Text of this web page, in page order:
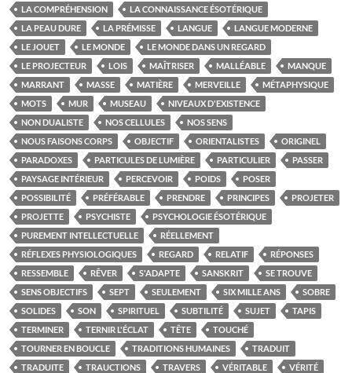
LA COMPRÉHENSION
LA CONNAISSANCE ÉSOTÉRIQUE
LA PEAU DURE
LA PRÉMISSE LANGUE
LANGUE MODERNE
LE JOUET
LE MONDE
LE MONDE DANS UN REGARD
LE PROJECTEUR
LOIS MAÎTRISER MALLÉABLE
MANQUE
MARRANT
MASSE MATIÈRE MERVEILLE
MÉTAPHYSIQUE
MOTS
MUR MUSEAU
NIVEAUX D'EXISTENCE
NON DUALISTE
NOS CELLULES
NOS SENS
NOUS FAISONS CORPS
OBJECTIF ORIENTALISTES
ORIGINEL
PARADOXES
PARTICULES DE LUMIÈRE PARTICULIER
PASSER
PAYSAGE INTÉRIEUR
PERCEVOIR POIDS
POSER
POSSIBILITÉ
PRÉFÉRABLE PRENDRE PRINCIPES
PROJETER
PROJETTE
PSYCHISTE
PSYCHOLOGIE ÉSOTÉRIQUE
PUREMENT INTELLECTUELLE
RÉELLEMENT
RÉFLEXES PHYSIOLOGIQUES
REGARD RELATIF
RÉPONSES
RESSEMBLE
RÊVER S'ADAPTE SANSKRIT
SE TROUVE
SENS OBJECTIFS
SEPT SEULEMENT SIX MILLE ANS
SOBRE
SOLIDES
SON SPIRITUEL SUBTILITÉ SUJET
TAPIS
TERMINER
TERNIR L'ÉCLAT TÊTE
TOUCHÉ
TOURNER EN BOUCLE
TRADITIONS HUMAINES
TRADUIT
TRADUITE
TRAUCTIONS TRAVERS VÉRITABLE
VÉRITÉ